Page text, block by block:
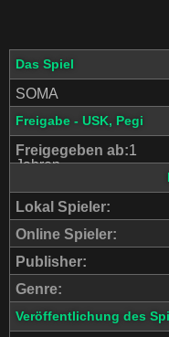
Das Spiel
SOMA
Freigabe - USK, Pegi
Freigegeben ab:1
Jahren
Lokal Spieler:
Online Spieler:
Publisher:
Genre:
Veröffentlichung des